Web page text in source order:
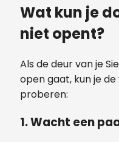
Wat kun je
niet opent?
Als de deur van je
open gaat, kun je
proberen:
1.Wacht een